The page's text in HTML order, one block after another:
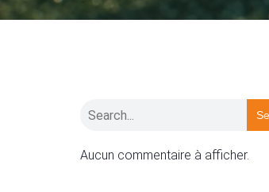
Aucun commentaire à afficher.